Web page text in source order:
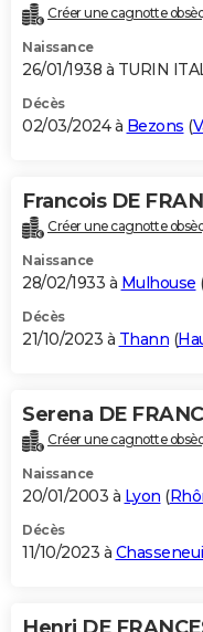
Créer une cagnotte
Naissance
26/01/1938 à TURIN
Décès
02/03/2024 à Bezons (
Francois DE
Créer une cagnotte
Naissance
28/02/1933 à Mulhouse
Décès
21/10/2023 à Thann (
Serena DE
Créer une cagnotte
Naissance
20/01/2003 à Lyon (
Décès
11/10/2023 à